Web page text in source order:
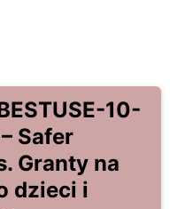
10-
Safer
Granty na
dzieci i